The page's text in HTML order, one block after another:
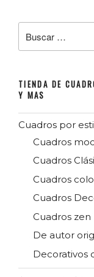
por:
TIENDA DE
Y MAS
Cuadros por
Cuadros
Cuadros
Cuadros
Cuadros
Cuadros zen
De autor
Decorativos